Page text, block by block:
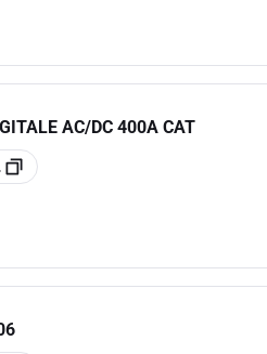
AC/DC 400A CAT